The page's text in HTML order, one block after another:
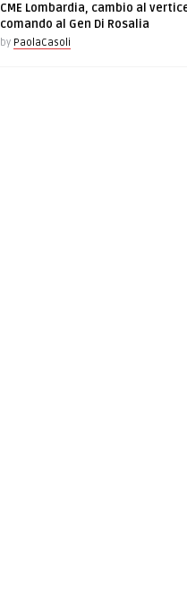
CME Lombardia, cambio al
comando al Gen Di Rosalia
by PaolaCasoli